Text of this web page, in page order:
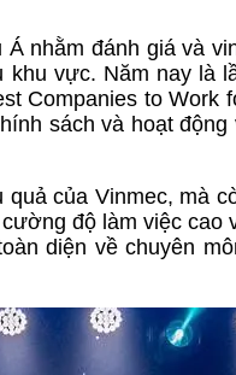
nhằm đánh giá và
khu vực. Năm nay là
Companies to Work
sách và hoạt động
của Vinmec, mà
độ làm việc cao
diện về chuyên